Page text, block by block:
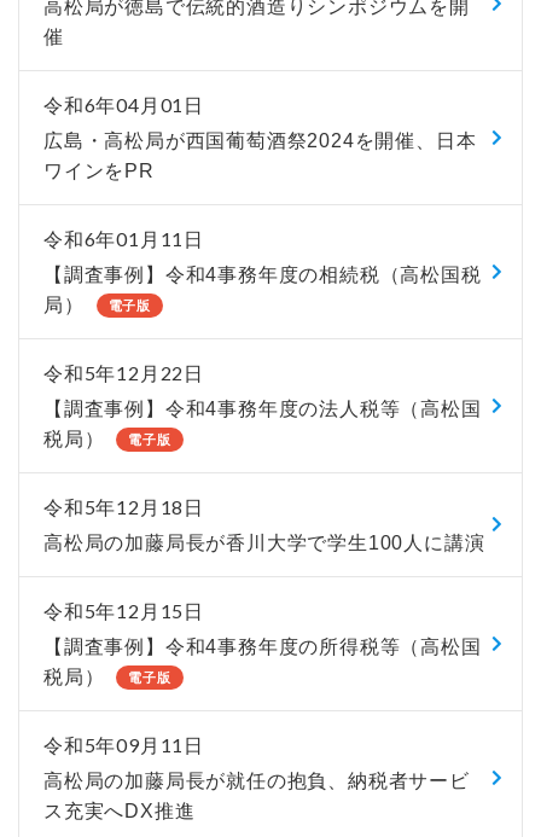
高松局が徳島で伝統的酒造りシンポジウムを開
催
令和6年04月01日
広島・高松局が西国葡萄酒祭2024を開催、日本
ワインをPR
令和6年01月11日
【調査事例】令和4事務年度の相続税（高松国税
局）
電子版
令和5年12月22日
【調査事例】令和4事務年度の法人税等（高松国
税局）
電子版
令和5年12月18日
高松局の加藤局長が香川大学で学生100人に講演
令和5年12月15日
【調査事例】令和4事務年度の所得税等（高松国
税局）
電子版
令和5年09月11日
高松局の加藤局長が就任の抱負、納税者サービ
ス充実へDX推進